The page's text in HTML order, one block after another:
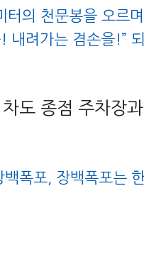
의 천문봉을 오르
내려가는 겸손을!”
도 종점 주차장
백폭포, 장백폭포는